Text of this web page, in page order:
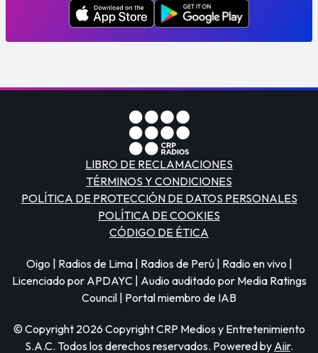
LIBRO DE RECLAMACIONES
TÉRMINOS Y CONDICIONES
POLÍTICA DE PROTECCIÓN DE DATOS PERSONALES
POLÍTICA DE COOKIES
CÓDIGO DE ÉTICA
Oigo | Radios de Lima | Radios de Perú | Radio en vivo |
Licenciado por APDAYC | Audio auditado por Media Ratings
Council | Portal miembro de IAB
© Copyright 2026 Copyright CRP Medios y Entretenimiento
S.A.C. Todos los derechos reservados. Powered by Aiir.